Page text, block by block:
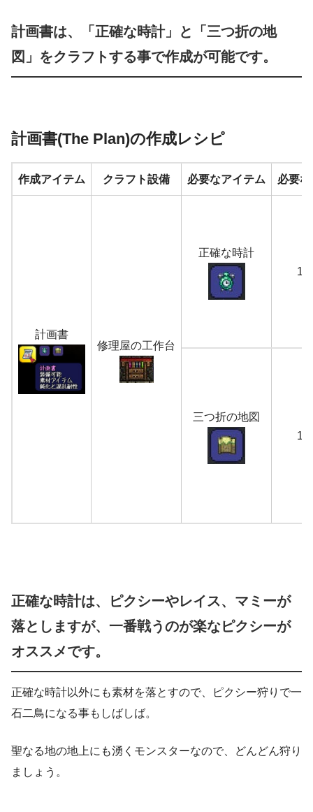
計画書は、「正確な時計」と「三つ折の地
図」をクラフトする事で作成が可能です。
計画書(The Plan)の作成レシピ
作成アイテム クラフト設備 必要なアイテム 必要
計画書
修理屋の工作台
正確な時計
1
三つ折の地図
1
正確な時計は、ピクシーやレイス、マミーが
落としますが、一番戦うのが楽なピクシーが
オススメです。
正確な時計以外にも素材を落とすので、ピクシー狩りで一
石二鳥になる事もしばしば。
聖なる地の地上にも湧くモンスターなので、どんどん狩り
ましょう。